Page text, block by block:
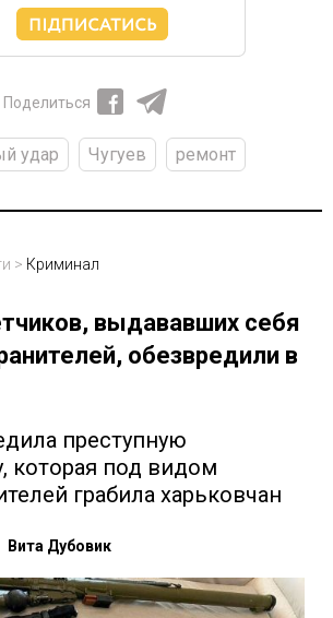
Поделиться
удар Чугуев ремонт
> Криминал
выдававших себя
обезвредили в
преступную
которая под видом
грабила харьковчан
Вита Дубовик